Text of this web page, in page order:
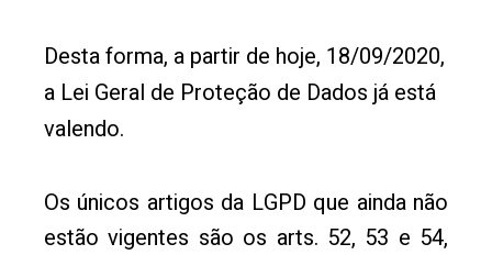
Desta forma, a partir de hoje, 18/09/2020,
a Lei Geral de Proteção de Dados já está
valendo.
Os únicos artigos da LGPD que ainda não
estão vigentes são os arts. 52, 53 e 54,